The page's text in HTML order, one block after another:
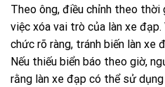
Theo ông, điều chỉnh theo thời
việc xóa vai trò của làn xe
chức rõ ràng, tránh biến làn xe
Nếu thiếu biển báo theo giờ,
rằng làn xe đạp có thể sử